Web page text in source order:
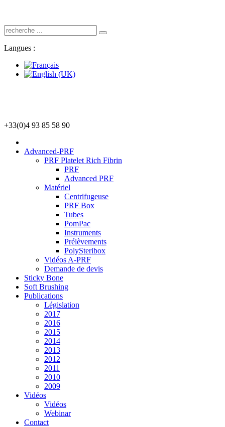
Langues :
+33(0)4 93 85 58 90
Advanced-PRF
PRF Platelet Rich Fibrin
PRF
Advanced PRF
Matériel
Centrifugeuse
PRF Box
Tubes
PomPac
Instruments
Prélèvements
PolySteribox
Vidéos A-PRF
Demande de devis
Sticky Bone
Soft Brushing
Publications
Législation
2017
2016
2015
2014
2013
2012
2011
2010
2009
Vidéos
Vidéos
Webinar
Contact